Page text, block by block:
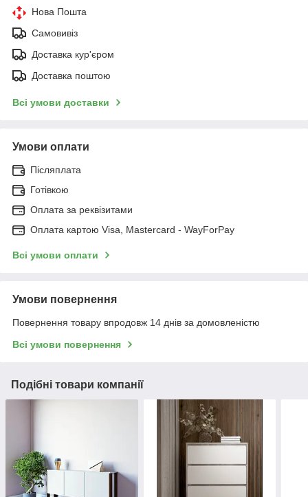
Нова Пошта
Самовивіз
Доставка кур'єром
Доставка поштою
Всі умови доставки
Умови оплати
Післяплата
Готівкою
Оплата за реквізитами
Оплата картою Visa, Mastercard - WayForPay
Всі умови оплати
Умови повернення
Повернення товару впродовж 14 днів за домовленістю
Всі умови повернення
Подібні товари компанії